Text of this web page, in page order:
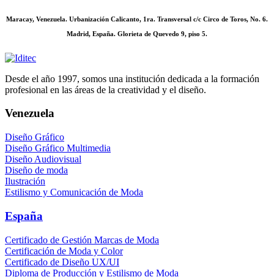
Maracay, Venezuela. Urbanización Calicanto, 1ra. Transversal c/c Circo de Toros, No. 6.
Madrid, España. Glorieta de Quevedo 9, piso 5.
Desde el año 1997, somos una institución dedicada a la formación
profesional en las áreas de la creatividad y el diseño.
Venezuela
Diseño Gráfico
Diseño Gráfico Multimedia
Diseño Audiovisual
Diseño de moda
Ilustración
Estilismo y Comunicación de Moda
España
Certificado de Gestión Marcas de Moda
Certificación de Moda y Color
Certificado de Diseño UX/UI
Diploma de Producción y Estilismo de Moda